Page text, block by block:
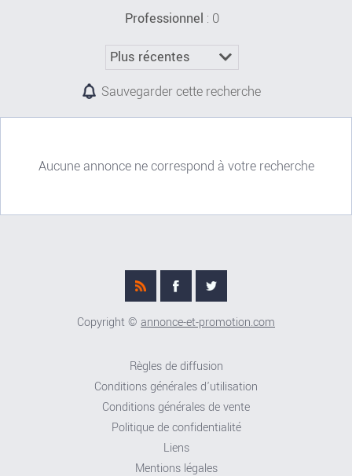
Professionnel : 0
Sauvegarder cette recherche
Aucune annonce ne correspond à votre recherche
Copyright © annonce-et-promotion.com
Règles de diffusion
Conditions générales d'utilisation
Conditions générales de vente
Politique de confidentialité
Liens
Mentions légales